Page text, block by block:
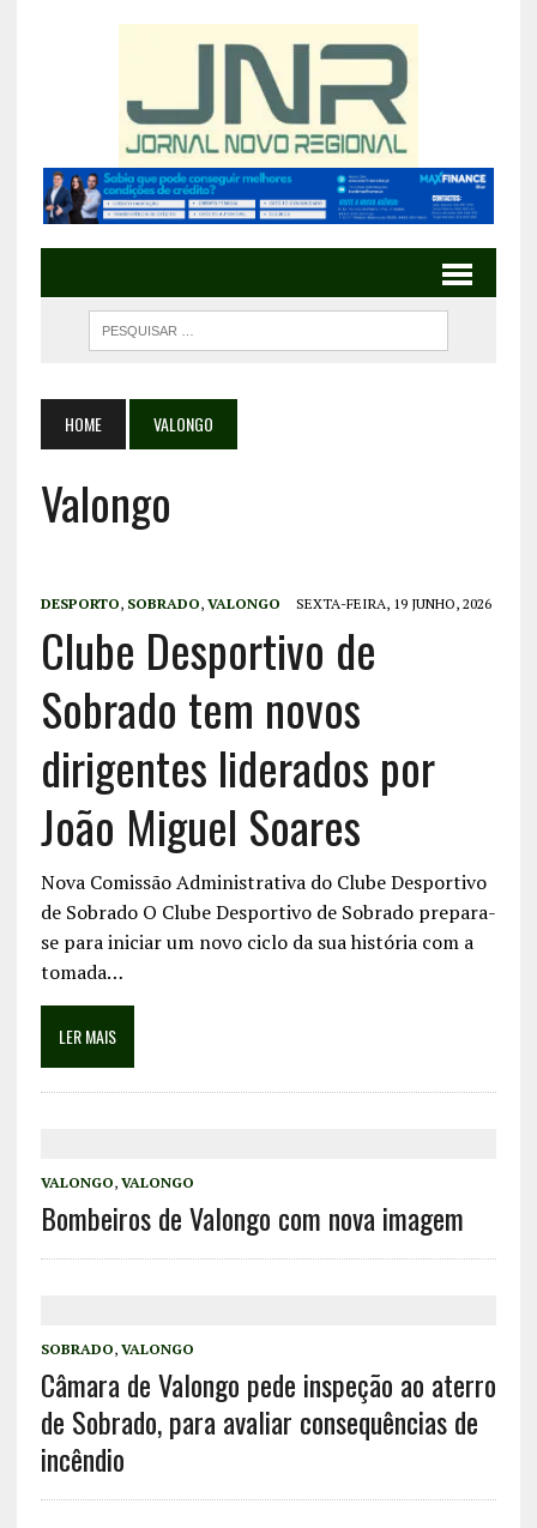
HOME VALONGO
Valongo
DESPORTO, SOBRADO, VALONGO SEXTA-FEIRA, 19 JUNHO, 2026
Clube Desportivo de
Sobrado tem novos
dirigentes liderados por
João Miguel Soares
Nova Comissão Administrativa do Clube Desportivo
de Sobrado O Clube Desportivo de Sobrado prepara-
se para iniciar um novo ciclo da sua história com a
tomada…
LER MAIS
VALONGO, VALONGO
Bombeiros de Valongo com nova imagem
SOBRADO, VALONGO
Câmara de Valongo pede inspeção ao aterro
de Sobrado, para avaliar consequências de
incêndio